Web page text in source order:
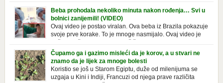
prepoznatljivog mirisa i jednostavne formule, jeste nezamenljiv inventar
u kupatilima i muškaraca i žena. Mnogi ljudi se ne odvajaju od nje, pa je
čak nose sa […]
Beba prohodala nekoliko minuta nakon rođenja… Svi u
bolnici zanijemili! (VIDEO)
Ovaj video je postao viralan. Ova beba iz Brazila pokazuje
svoje prve korake. To je mnoge nasmijalo. Ovaj video je
novorođenih beba. Video je snimila babica, pregledalo ga je preko 80
miliona ljudi. Ove babice su ostale u čudu nakon što su vidjeli kako
beba želi […]
Čupamo ga i gazimo misleći da je korov, a u stvari ne
znamo da je lijek za mnoge bolesti
Koristio se još u Starom Egiptu, duže od milenijuma se
uzgaja u Kini i Indiji, Francuzi od njega prave različita